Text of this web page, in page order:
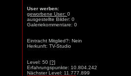
User werben:
geworbene User: 0
ausgestellte Bilder: 0
Galeriekommentare: 0
Eintracht Mitglied?: Nein
Herkunft: TV-Studio
Level: 50 [?]
Erfahrungspunkte: 10.804.242
Nächster Level: 11.777.899